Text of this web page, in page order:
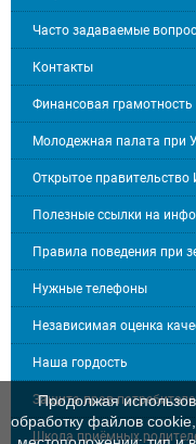
Часто задаваемые
Контакты
Финансовая грамотность
Молодежная палата при
Открытое правительство
Полезные ссылки на
Правила поведения при
Нужные телефоны
Независимая оценка
Наша гордость
Защита прав
Школа приёмных
Продолжая
обработку файлов